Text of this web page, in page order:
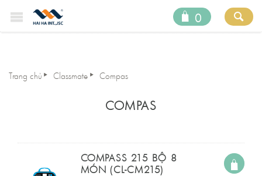
0
Trang chủ Classmate Compas
COMPAS
COMPASS 215 BỘ 8
MÓN (CL-CM215)